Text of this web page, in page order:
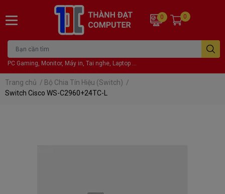
PC Gaming, Monitor, Máy in, Tai nghe, Laptop ...
0 0
Trang chủ / Bộ Chia Tín Hiệu (Switch) /
Switch Cisco WS-C2960+24TC-L